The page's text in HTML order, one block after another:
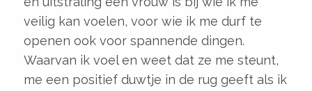
veilig kan voelen, voor wie ik me durf te
openen ook voor spannende dingen.
Waarvan ik voel en weet dat ze me steunt,
me een positief duwtje in de rug geeft als ik